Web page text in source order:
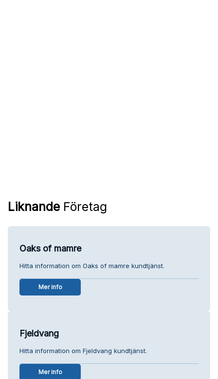
Liknande Företag
Oaks of mamre
Hitta information om Oaks of mamre kundtjänst.
Mer info
Fjeldvang
Hitta information om Fjeldvang kundtjänst.
Mer info